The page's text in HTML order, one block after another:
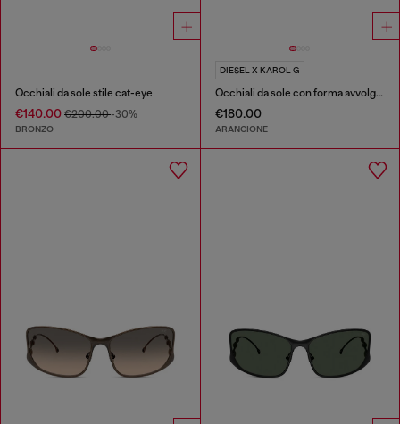
Occhiali da sole stile cat-eye
€140.00 €200.00-30%
BRONZO
DIESEL X KAROL G
Occhiali da sole con forma avvolgente
€180.00
ARANCIONE